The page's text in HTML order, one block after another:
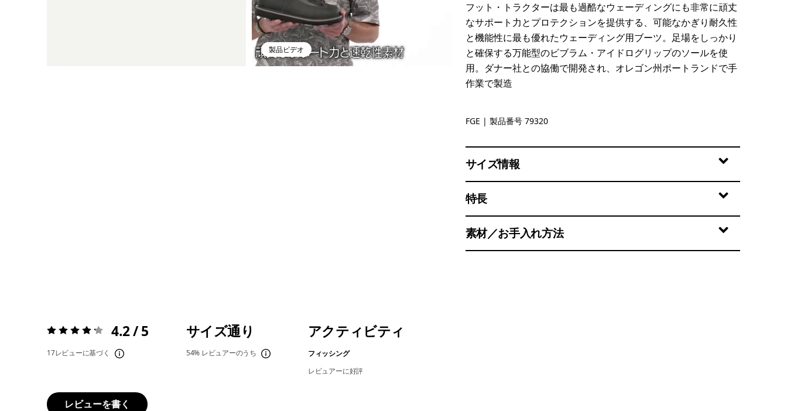
製品ビデオ
フット・トラクターは最も過酷なウェーディングにも非常に頑丈
なサポート力とプロテクションを提供する、可能なかぎり耐久性
と機能性に最も優れたウェーディング用ブーツ。足場をしっかり
と確保する万能型のビブラム・アイドログリップのソールを使
用。ダナー社との協働で開発され、オレゴン州ポートランドで手
作業で製造
Forge Grey
FGE | 製品番号 79320
サイズ情報
特長
素材／お手入れ方法
評価:4.2 / 5 4.2 / 5
17レビューに基づく
サイズ通り
54% レビュアーのうち
アクティビティ
フィッシング
レビュアーに好評
レビューを書く